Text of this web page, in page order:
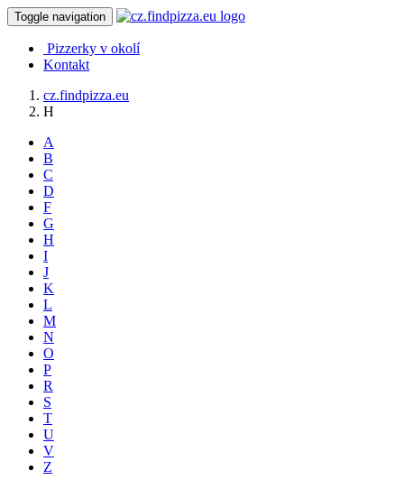
Toggle navigation
Pizzerky v okolí
Kontakt
cz.findpizza.eu
H
A
B
C
D
F
G
H
I
J
K
L
M
N
O
P
R
S
T
U
V
Z